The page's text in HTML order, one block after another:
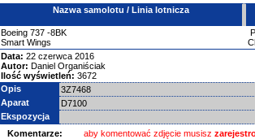
Nazwa samolotu / Linia lotnicza
Boeing 737 -8BK
Smart Wings
Data: 22 czerwca 2016
Autor: Daniel Organiściak
Ilość wyświetleń: 3672
Opis
3Z7468
Aparat
D7100
Ekspozycja
Komentarze:
aby komentować zdjęcie musisz